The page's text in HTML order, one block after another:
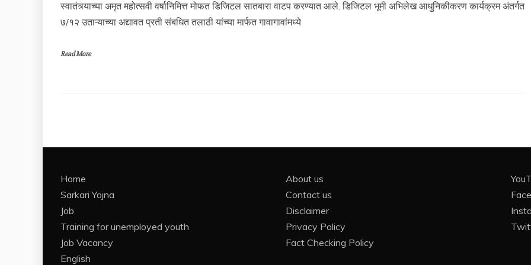
स्वातंत्र्याच्या अमृत महोत्सवी वर्षानिमित्त मोफत डिजिटल सातबारा वाटप करण्यात आले. डिजिटल भूमी अभिलेख आधुनिकीकरण कार्यक्रम अंतर्गत
७/१२ उताऱ्याच्या अद्यावत प्रती संबधित तलाठी यांच्या मार्फत गावागावांमध्ये
Read More
Home
Sarkari Yojna
Job
Training for unemployed youth
Job Vacancy
English
About us
Contact us
Disclaimer
Privacy Policy
Fact Checking Policy